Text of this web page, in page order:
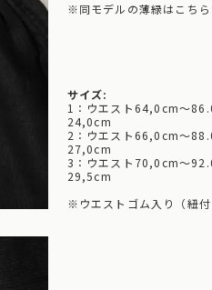
※同モデルの薄緑はこちら
サイズ:
1：ウエスト64,0cm～
24,0cm
2：ウエスト66,0cm～
27,0cm
3：ウエスト70,0cm～
29,5cm
※ウエストゴム入り（紐付